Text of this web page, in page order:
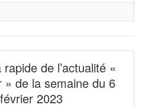
de l’actualité «
» de la semaine du 6
février 2023